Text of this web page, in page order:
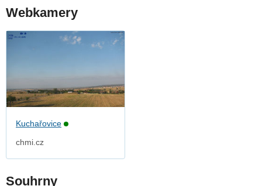
Webkamery
Kuchařovice
chmi.cz
Souhrny